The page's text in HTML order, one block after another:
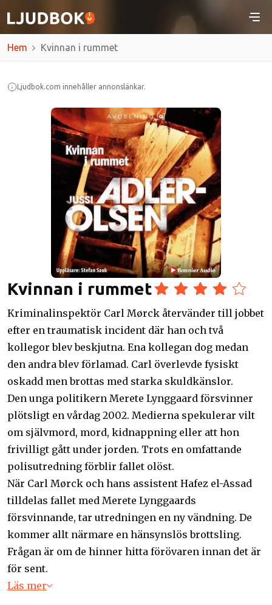
Hem Kvinnan i rummet
Ljudbok.com innehåller annonslänkar.
Kvinnan i rummet
Kriminalinspektör Carl Mørck återvänder till jobbet
efter en traumatisk incident där han och två
kollegor blev beskjutna. Ena kollegan dog medan
den andra blev förlamad. Carl överlevde fysiskt
oskadd men brottas med starka skuldkänslor.
Den unga politikern Merete Lynggaard försvinner
plötsligt en vårdag 2002. Medierna spekulerar vilt
om självmord, mord, kidnappning eller att hon
frivilligt gått under jorden. Trots en omfattande
polisutredning förblir fallet olöst.
När Carl Mørck och hans assistent Hafez el-Assad
tilldelas fallet med Merete Lynggaards
försvinnande, tar utredningen en ny vändning. De
kommer allt närmare en hänsynslös brottsling.
Frågan är om de hinner hitta förövaren innan det är
för sent.
Läs mer